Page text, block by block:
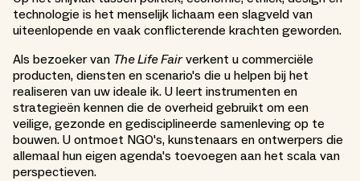
technologie is het menselijk lichaam een slagveld van
uiteenlopende en vaak conflicterende krachten geworden.
Als bezoeker van The Life Fairverkent u commerciële
producten, diensten en scenario's die u helpen bij het
realiseren van uw ideale ik. U leert instrumenten en
strategieën kennen die de overheid gebruikt om een
veilige, gezonde en gedisciplineerde samenleving op te
bouwen. U ontmoet NGO's, kunstenaars en ontwerpers die
allemaal hun eigen agenda's toevoegen aan het scala van
perspectieven.